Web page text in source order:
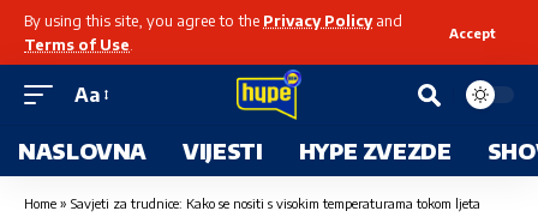
By using this site, you agree to the Privacy Policyand
Terms of Use
Accept
Aa
NASLOVNA VIJESTI HYPE ZVEZDE
Home » Savjeti za trudnice: Kako se nositi s visokim temperaturama tokom ljeta